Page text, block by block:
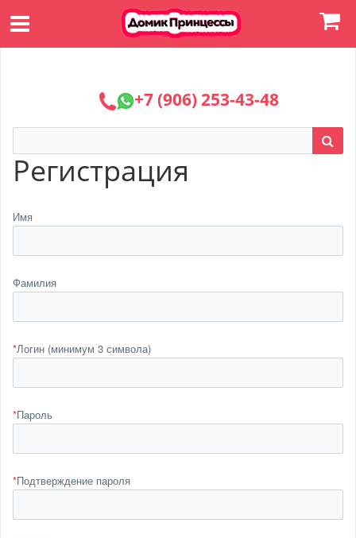
+7 (906) 253-43-48
Регистрация
Имя
Фамилия
*Логин (минимум 3 символа)
*Пароль
*Подтверждение пароля